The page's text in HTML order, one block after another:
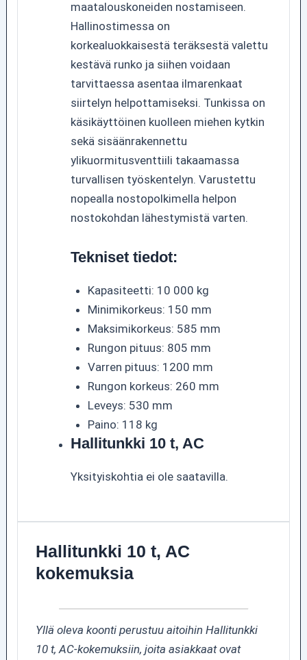
maatalouskoneiden nostamiseen.
Hallinostimessa on
korkealuokkaisestä teräksestä valettu
kestävä runko ja siihen voidaan
tarvittaessa asentaa ilmarenkaat
siirtelyn helpottamiseksi. Tunkissa on
käsikäyttöinen kuolleen miehen kytkin
sekä sisäänrakennettu
ylikuormitusventtiili takaamassa
turvallisen työskentelyn. Varustettu
nopealla nostopolkimella helpon
nostokohdan lähestymistä varten.
Tekniset tiedot:
Kapasiteetti: 10 000 kg
Minimikorkeus: 150 mm
Maksimikorkeus: 585 mm
Rungon pituus: 805 mm
Varren pituus: 1200 mm
Rungon korkeus: 260 mm
Leveys: 530 mm
Paino: 118 kg
Hallitunkki 10 t, AC
Yksityiskohtia ei ole saatavilla.
Hallitunkki 10 t, AC
kokemuksia
Yllä oleva koonti perustuu aitoihin Hallitunkki
10 t, AC-kokemuksiin, joita asiakkaat ovat